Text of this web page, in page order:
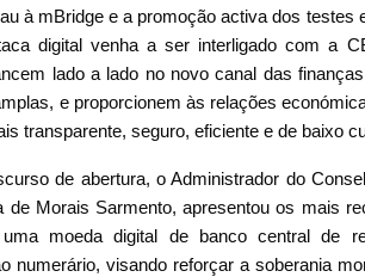
à mBridge e a promoção activa dos
digital venha a ser interligado com a
lado a lado no novo canal das
e proporcionem às relações
transparente, seguro, eficiente e de baixo
de abertura, o Administrador do
de Morais Sarmento, apresentou os mais
moeda digital de banco central de
numerário, visando reforçar a soberania